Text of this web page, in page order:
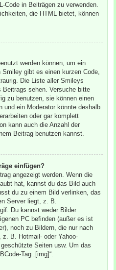
in Beiträgen zu verwenden.
die HTML bietet, können
werden können, um ein
gibt es einen kurzen Code,
Die Liste aller Smileys
Beitrags sehen. Versuche bitte
zu benutzen, sie können einen
und ein Moderator könnte deshalb
oder gar komplett
kann auch die Anzahl der
Beitrag benutzen kannst.
einfügen?
angezeigt werden. Wenn die
hat, kannst du das Bild auch
du zu einem Bild verlinken, das
Server liegt, z. B.
Du kannst weder Bilder
PC befinden (außer es ist
noch zu Bildern, die nur nach
z. B. Hotmail- oder Yahoo-
Seiten usw. Um das
Tag „[img]“.